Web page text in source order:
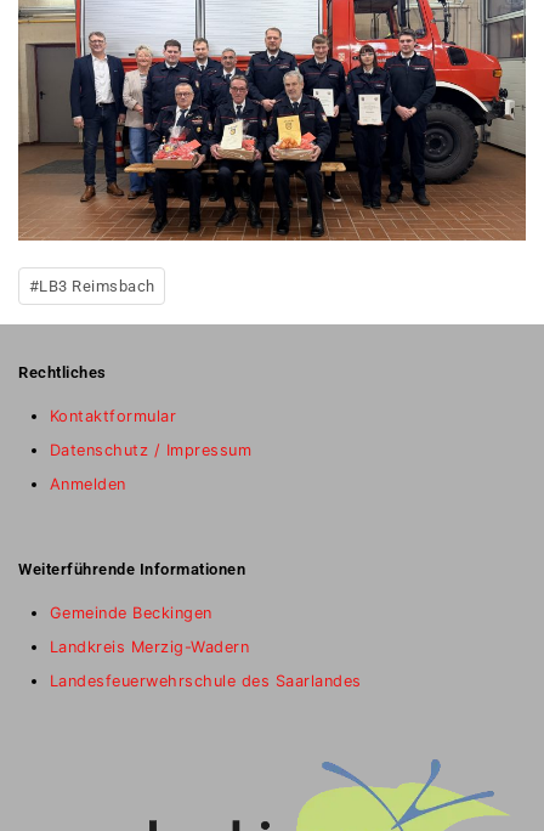
#LB3 Reimsbach
Rechtliches
Kontaktformular
Datenschutz / Impressum
Anmelden
Weiterführende Informationen
Gemeinde Beckingen
Landkreis Merzig-Wadern
Landesfeuerwehrschule des Saarlandes